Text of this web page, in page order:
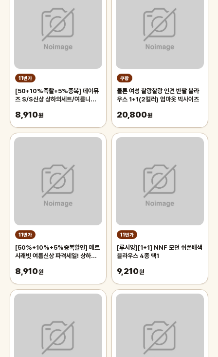
11번가
[50+10%즉할+5%중복] 데이뮤
즈 S/S신상 상하의세트/여름니트/
슬랙스
8,910원
쿠팡
물론 여성 찰랑찰랑 인견 반팔 블라
우스 1+1(2컬러) 엄마옷 빅사이즈
20,800원
11번가
[50%+10%+5%중복할인] 메르
시래빗 여름신상 파격세일! 상하의
셔츠/반바지
8,910원
11번가
[루시앙][1+1] NNF 모던 쉬폰배색
블라우스 4종 택1
9,210원